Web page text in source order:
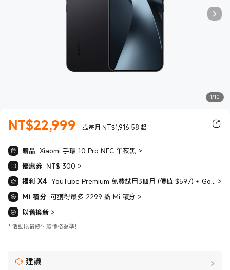
1/10
NT$22,999
現價 NT$22999.00 或每月 NT$1,916.58 起
贈品 Xiaomi 手環 10 Pro NFC 午夜黑 >
優惠券 NT$ 300 >
福利 X4
YouTube Premium 免費試用3個月 (價值 $597) + Google AI Pro 免費試用3個月 (價值 $1950） + Spotify Premium 免費試用4個月 (價值 $672） + 贈 LiTV 電視頻道餐 一個月(30天) 服務（價值＄250元） >
Mi 積分 可獲得最多 2299 點 Mi 積分 >
以舊換新 >
* 活動以最終付款價格為準！
建議